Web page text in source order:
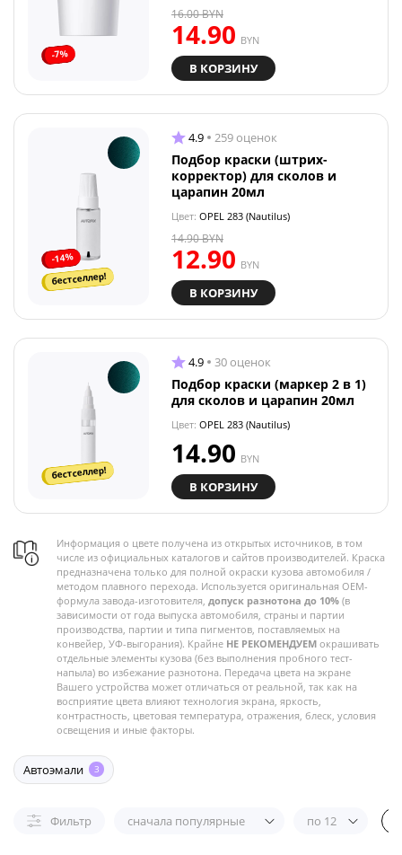
-7%
14.90 BYN
16.00BYN
В КОРЗИНУ
-14%
бестселлер!
4.9 259 оценок
Подбор краски (штрих-
корректор) для сколов и
царапин 20мл
Цвет: OPEL 283 (Nautilus)
12.90 BYN
14.90BYN
В КОРЗИНУ
бестселлер!
4.9 30 оценок
Подбор краски (маркер 2 в 1)
для сколов и царапин 20мл
Цвет: OPEL 283 (Nautilus)
14.90 BYN
В КОРЗИНУ
Информация о цвете получена из открытых источников, в том
числе из официальных каталогов и сайтов производителей. Краска
предназначена только для полной окраски кузова автомобиля /
методом плавного перехода. Используется оригинальная OEM-
формула завода-изготовителя, допуск разнотона до 10% (в
зависимости от года выпуска автомобиля, страны и партии
производства, партии и типа пигментов, поставляемых на
конвейер, УФ-выгорания). Крайне НЕ РЕКОМЕНДУЕМ окрашивать
отдельные элементы кузова (без выполнения пробного тест-
напыла) во избежание разнотона. Передача цвета на экране
Вашего устройства может отличаться от реальной, так как на
восприятие цвета влияют технология экрана, яркость,
контрастность, цветовая температура, отражения, блеск, условия
освещения и иные факторы.
Автоэмали 3
Фильтр сначала популярные по 12